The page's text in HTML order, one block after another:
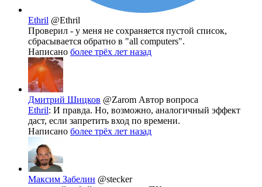
Ethril @Ethril
Проверил - у меня не сохраняется пустой список,
сбрасывается обратно в "all computers".
Написано более трёх лет назад
Дмитрий Шицков @Zarom Автор вопроса
Ethril: И правда. Но, возможно, аналогичный эффект
даст, если запретить вход по времени.
Написано более трёх лет назад
Максим Забелин @stecker